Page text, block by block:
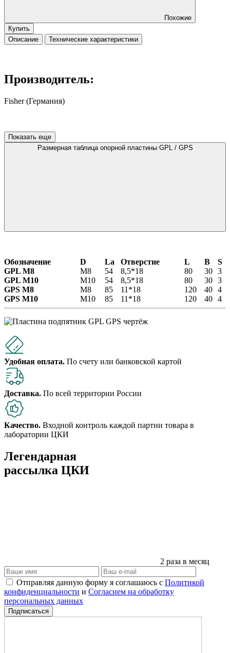
Похожие
Купить
Описание
Технические характеристики
Производитель:
Fisher (Германия)
Показать еще
Размерная таблица опорной пластины GPL / GPS
Обозначение D La Отверстие L B
S
GPL М8
М8 54 8,5*18 80 30 3
GPL М10
М10 54 8,5*18 80 30 3
GPS М8
М8 85 11*18 120 40 4
GPS М10
М10 85 11*18 120 40 4
Удобная оплата. По счету или банковской картой
Доставка. По всей территории России
Качество. Входной контроль каждой партии товара в
лаборатории ЦКИ
Легендарная
рассылка ЦКИ
2 раза в месяц
Отправляя данную форму я соглашаюсь с Политикой
конфиденциальности и Согласием на обработку
персональных данных
Подписаться